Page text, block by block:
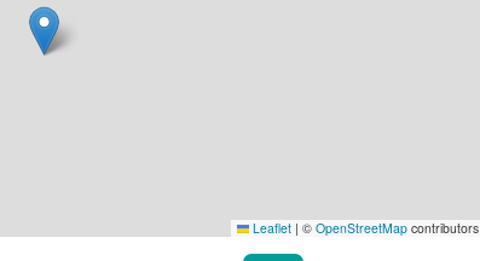
Leaflet | © OpenStreetMap contributors